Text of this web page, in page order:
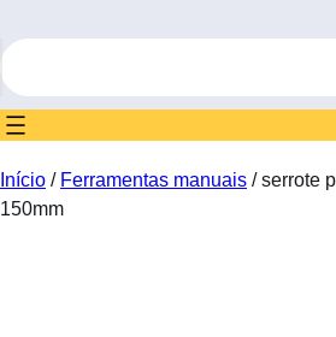
S
e
a
r
h
Início / Ferramentas manuais / serrote
150mm